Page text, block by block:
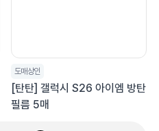
도매상인
[탄탄] 갤럭시 S26 아이엠 방탄
필름 5매